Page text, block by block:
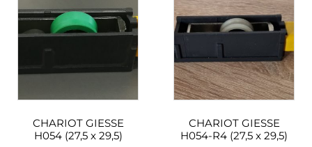
CHARIOT GIESSE
H054 (27,5 x 29,5)
CHARIOT GIESSE
H054-R4 (27,5 x 29,5)